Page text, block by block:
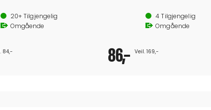
20+Tilgjengelig
Omgående
84,-
4Tilgjengelig
Omgående
86,- Veil. 169,-